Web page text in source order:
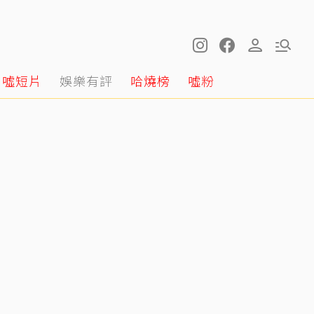
噓短片 娛樂有評 哈燒榜 噓粉